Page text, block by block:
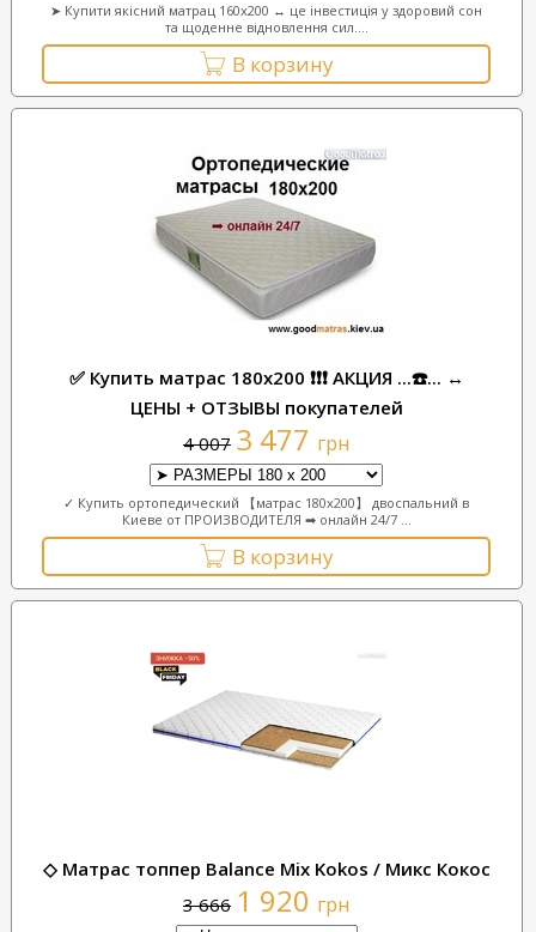
➤ Купити якісний матрац 160х200 ↔ це інвестиція у здоровий сон
та щоденне відновлення сил....
В корзину
✅ Купить матрас 180x200 ❗❗❗ АКЦИЯ ...☎️... ↔
ЦЕНЫ + ОТЗЫВЫ покупателей
4 007 3 477 грн
✓ Купить ортопедический 【матрас 180х200】 двоспальний в
Киеве от ПРОИЗВОДИТЕЛЯ ➡ онлайн 24/7 ...
В корзину
◇ Матрас топпер Balance Mix Kokos / Микс Кокос
3 666 1 920 грн